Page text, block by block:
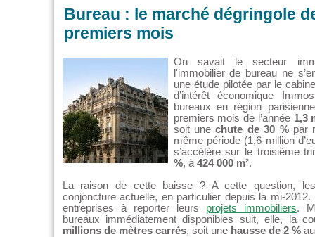
Bureau : le marché dégringole
premiers mois
On savait le secteur
l'immobilier de bureau ne
une étude pilotée par le
d’intérêt économique
bureaux en région
premiers mois de l’année 1,3
soit unechute de 30 %par
même période (1,6 million
s’accélère sur le troisième
%, à 424 000 m².
La raison de cette baisse ? A cette question,
conjoncture actuelle, en particulier depuis la mi-
entreprises à reporter leurs projets immobiliers.
bureaux immédiatement disponibles suit, elle, la
millions de mètres carrés, soit une hausse de 2 %au